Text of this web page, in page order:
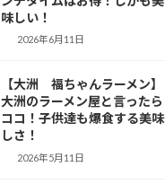
味しい！
2026年6月11日
【大洲 福ちゃんラーメン】
大洲のラーメン屋と言ったら
ココ！子供達も爆食する美味
しさ！
2026年5月11日